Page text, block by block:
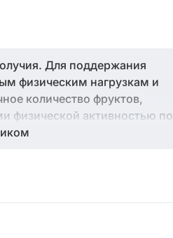
Для поддержания
физическим нагрузкам и
количество фруктов,
физической активностью по
еды, регулярном